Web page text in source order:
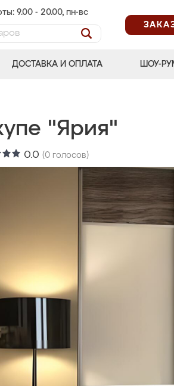
9.00 - 20.00, пн-вс
ДОСТАВКА И ОПЛАТА ШОУ-
"Ярия"
0.0 (0 голосов)